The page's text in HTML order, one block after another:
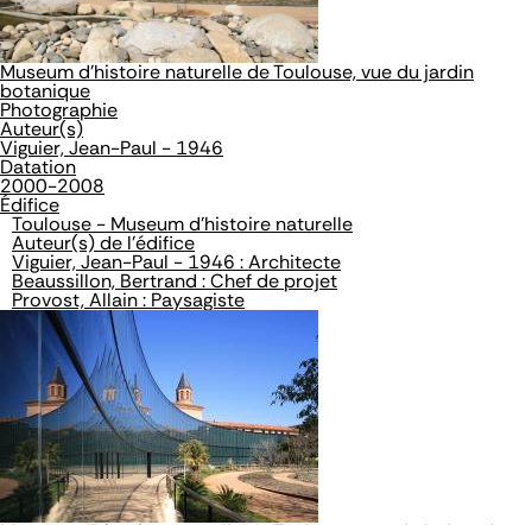
Museum d'histoire naturelle de Toulouse, vue du jardin
botanique
Photographie
Auteur(s)
Viguier, Jean-Paul - 1946
Datation
2000-2008
Édifice
Toulouse - Museum d'histoire naturelle
Auteur(s) de l'édifice
Viguier, Jean-Paul - 1946 : Architecte
Beaussillon, Bertrand : Chef de projet
Provost, Allain : Paysagiste